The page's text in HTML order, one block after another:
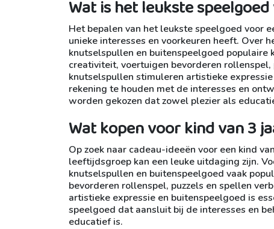
Wat is het leukste
Het bepalen van het leukste speelgoed voor
unieke interesses en voorkeuren heeft. Over
knutselspullen en buitenspeelgoed populaire
creativiteit, voertuigen bevorderen
knutselspullen stimuleren artistieke
rekening te houden met de interesses en
worden gekozen dat zowel plezier als
Wat kopen voor kind van 3
Op zoek naar cadeau-ideeën voor een kind
leeftijdsgroep kan een leuke uitdaging zijn.
knutselspullen en buitenspeelgoed vaak
bevorderen rollenspel, puzzels en spellen
artistieke expressie en buitenspeelgoed is
speelgoed dat aansluit bij de interesses en
educatief is.